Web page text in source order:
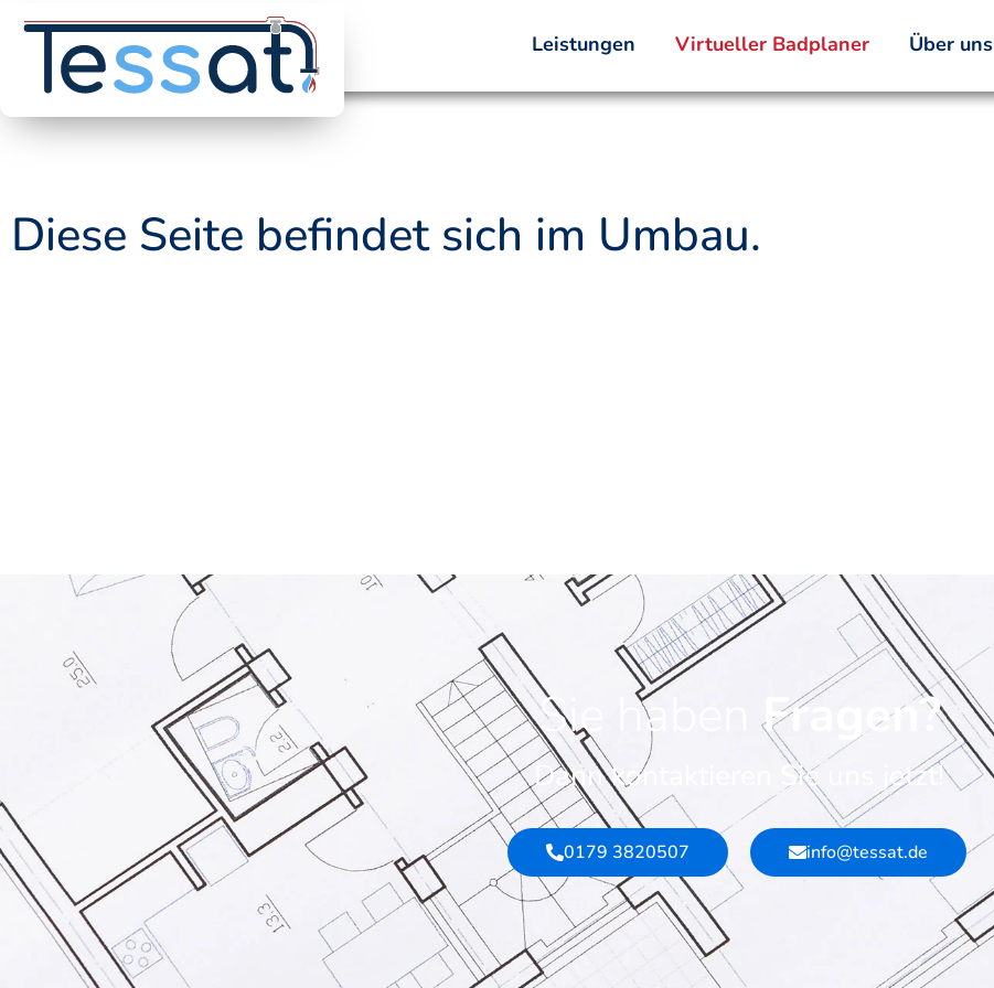
Inhalt
springen
Leistungen Virtueller Badplaner Über uns
Diese Seite befindet sich im Umbau.
Sie habenFragen?
Dann kontaktieren Sie uns jetzt!
0179 3820507 info@tessat.de